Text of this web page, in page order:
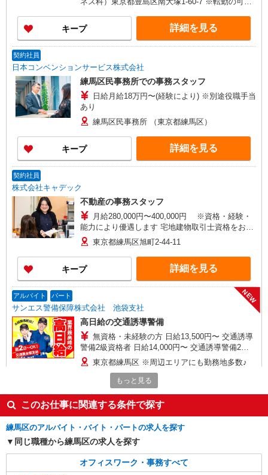
［4］月給230,000円〜 （固定残業手当45h分：
58,600円含む） ［5］月給230,400円〜 （固定残
業手当45h分：58,700円含む） ※45hを超えた分は
別途支給致します ※経験・能力による
キープ 詳細を見る
契約社員
日本コンベンションサービス株式会社
練馬区民事務所での事務スタッフ
日給月給18万円〜(経験により) ※別途役職手当
あり
練馬区民事務所 （東京都練馬区）
キープ 詳細を見る
契約社員
株式会社キャデック
不動産の事務スタッフ
月給280,000円〜400,000円 ※資格・経験・
能力により優遇します 宅地建物取引士資格をお持
ちの方は＋3〜5万円／月 試用期間1ヶ月（月給 21
万円）
東京都練馬区旭町2-44-11
キープ 詳細を見る
アルバイト パート
サンエス警備保障株式会社 池袋支社
NEW
高日給の交通誘導警備
無資格・未経験の方 日給13,500円〜 交通誘導
警備2級資格者 日給14,000円〜 交通誘導警備2級
資格者（資格が必要な現場での勤務時） 日給
15,000円〜 さらに・・・ ★交通誘導警備2級、ま
たは指導教育責任者の資格をお持ちの方は、 サ
ンエス警備保障特別給付金 100,000円支給 ※30
勤務30,000円 さらに30勤務後70,000円（規定
有） ★過去3年以内に1年以上の経験ある方は、7
時間の新任研修後、 研修費として60,000円支給
（規定有）
東京都練馬区 ※周辺エリアにも勤務地多数♪
※勤務地充足の際は、他近隣の勤務地をご案内い
キープ
アルバイト パート
サンエス警備保障株式会社 赤羽支社
高日給の交通誘導警備
無資格・未経験の方 日給13,500円〜 交通誘導
もっと見る
このお仕事に関連する条件で探す
練馬区のアルバイト・バイト・パートの求人を探す
同じ職種から練馬区の求人を探す
オフィスワーク・事務すべて